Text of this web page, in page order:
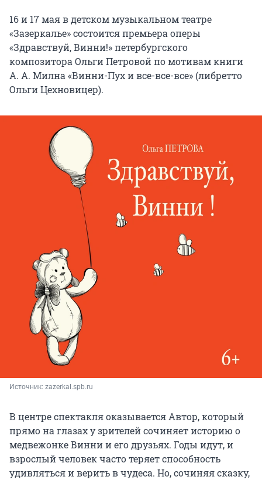
16 и 17 мая в детском музыкальном театре
«Зазеркалье» состоится премьера оперы
«Здравствуй, Винни!» петербургского
композитора Ольги Петровой по мотивам книги
А. А. Милна «Винни-Пух и все-все-все» (либретто
Ольги Цехновицер).
Источник: zazerkal.spb.ru
В центре спектакля оказывается Автор, который
прямо на глазах у зрителей сочиняет историю о
медвежонке Винни и его друзьях. Годы идут, и
взрослый человек часто теряет способность
удивляться и верить в чудеса. Но, сочиняя сказку,